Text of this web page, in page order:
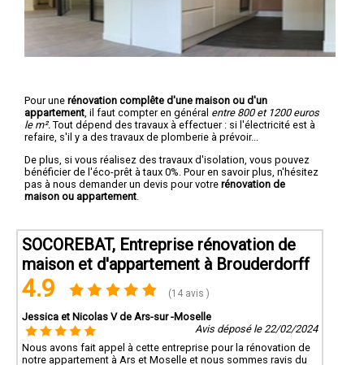
Pour une rénovation complête d'une maison ou d'un
appartement , il faut compter en général entre 800 et 1200 euros
le m². Tout dépend des travaux à effectuer : si l'électricité est à
refaire, s'il y a des travaux de plomberie à prévoir...
De plus, si vous réalisez des travaux d'isolation, vous pouvez
bénéficier de l'éco-prêt à taux 0%. Pour en savoir plus, n'hésitez
pas à nous demander un devis pour votre rénovation de
maison ou appartement
SOCOREBAT, Entreprise rénovation de
maison et d'appartement à Brouderdorff
4.9 (14 avis )
Jessica et Nicolas V de Ars-sur -Moselle
Avis déposé le 22/02/2024
Nous avons fait appel à cette entreprise pour la rénovation de
notre appartement à Ars et Moselle et nous sommes ravis du